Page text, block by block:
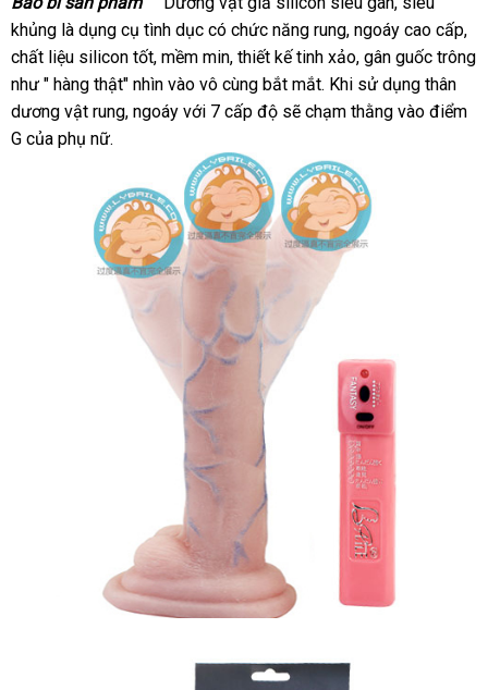
bán
khủng là dụng cụ tình dục có chức năng rungnhận
xét
, ngoáy cao cấpở,
chất liệu silicon tốtchiết
khấu
, mềm minđổi
trả
, thiết kế tinh xảođịa
chỉ
, gân guốc trông
như " hàng thật" nhìn vào vô cùng bắt mắt. bảng
giá
Khi sử dụng thân
dương vật runggiao
, ngoáy giá
với 7 cấp độ chợ
sẽ chạm thằng vào điểm
G Hàn
của phụ nữ.